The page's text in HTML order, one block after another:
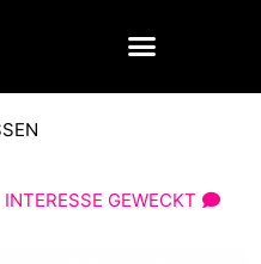
INTERESSE GEWECKT